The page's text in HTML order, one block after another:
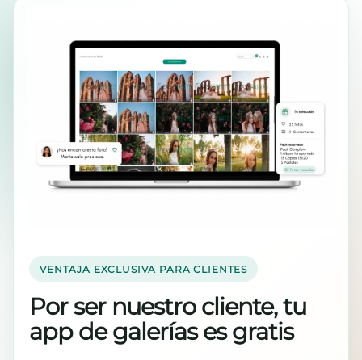
VENTAJA EXCLUSIVA PARA CLIENTES
Por ser nuestro cliente, tu
app de galerías es gratis